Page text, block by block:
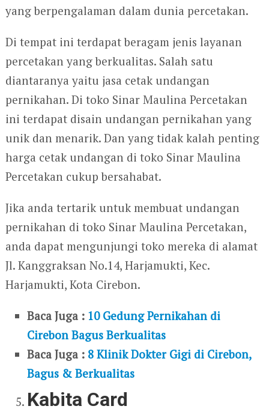
yang berpengalaman dalam dunia percetakan.
Di tempat ini terdapat beragam jenis layanan
percetakan yang berkualitas. Salah satu
diantaranya yaitu jasa cetak undangan
pernikahan. Di toko Sinar Maulina Percetakan
ini terdapat disain undangan pernikahan yang
unik dan menarik. Dan yang tidak kalah penting
harga cetak undangan di toko Sinar Maulina
Percetakan cukup bersahabat.
Jika anda tertarik untuk membuat undangan
pernikahan di toko Sinar Maulina Percetakan,
anda dapat mengunjungi toko mereka di alamat
Jl. Kanggraksan No.14, Harjamukti, Kec.
Harjamukti, Kota Cirebon.
Baca Juga : 10 Gedung Pernikahan di
Cirebon Bagus Berkualitas
Baca Juga : 8 Klinik Dokter Gigi di Cirebon,
Bagus & Berkualitas
Kabita Card